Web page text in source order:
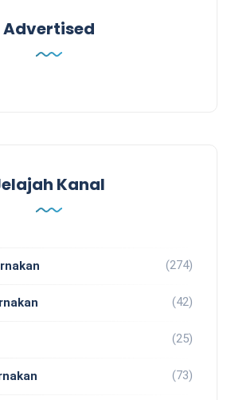
Advertised
Kanal
(274)
(42)
(25)
(73)